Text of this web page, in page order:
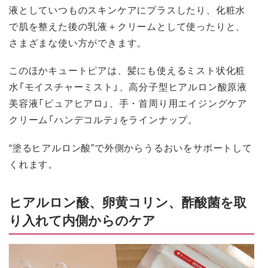
液としていつものスキンケアにプラスしたり、化粧水
で肌を整えた後の乳液＋クリームとして使ったりと、
さまざまな使い方ができます。
このほかキュートピアは、髪にも使えるミスト状化粧
水「モイスチャーミスト」、高分子型ヒアルロン酸原液
美容液「ピュアヒアロ」、手・首周り用エイジングケア
クリーム「ハンデコルテ」をラインナップ。
“塗るヒアルロン酸”で外側からうるおいをサポートして
くれます。
ヒアルロン酸、卵黄コリン、酢酸菌を取
り入れて内側からのケア